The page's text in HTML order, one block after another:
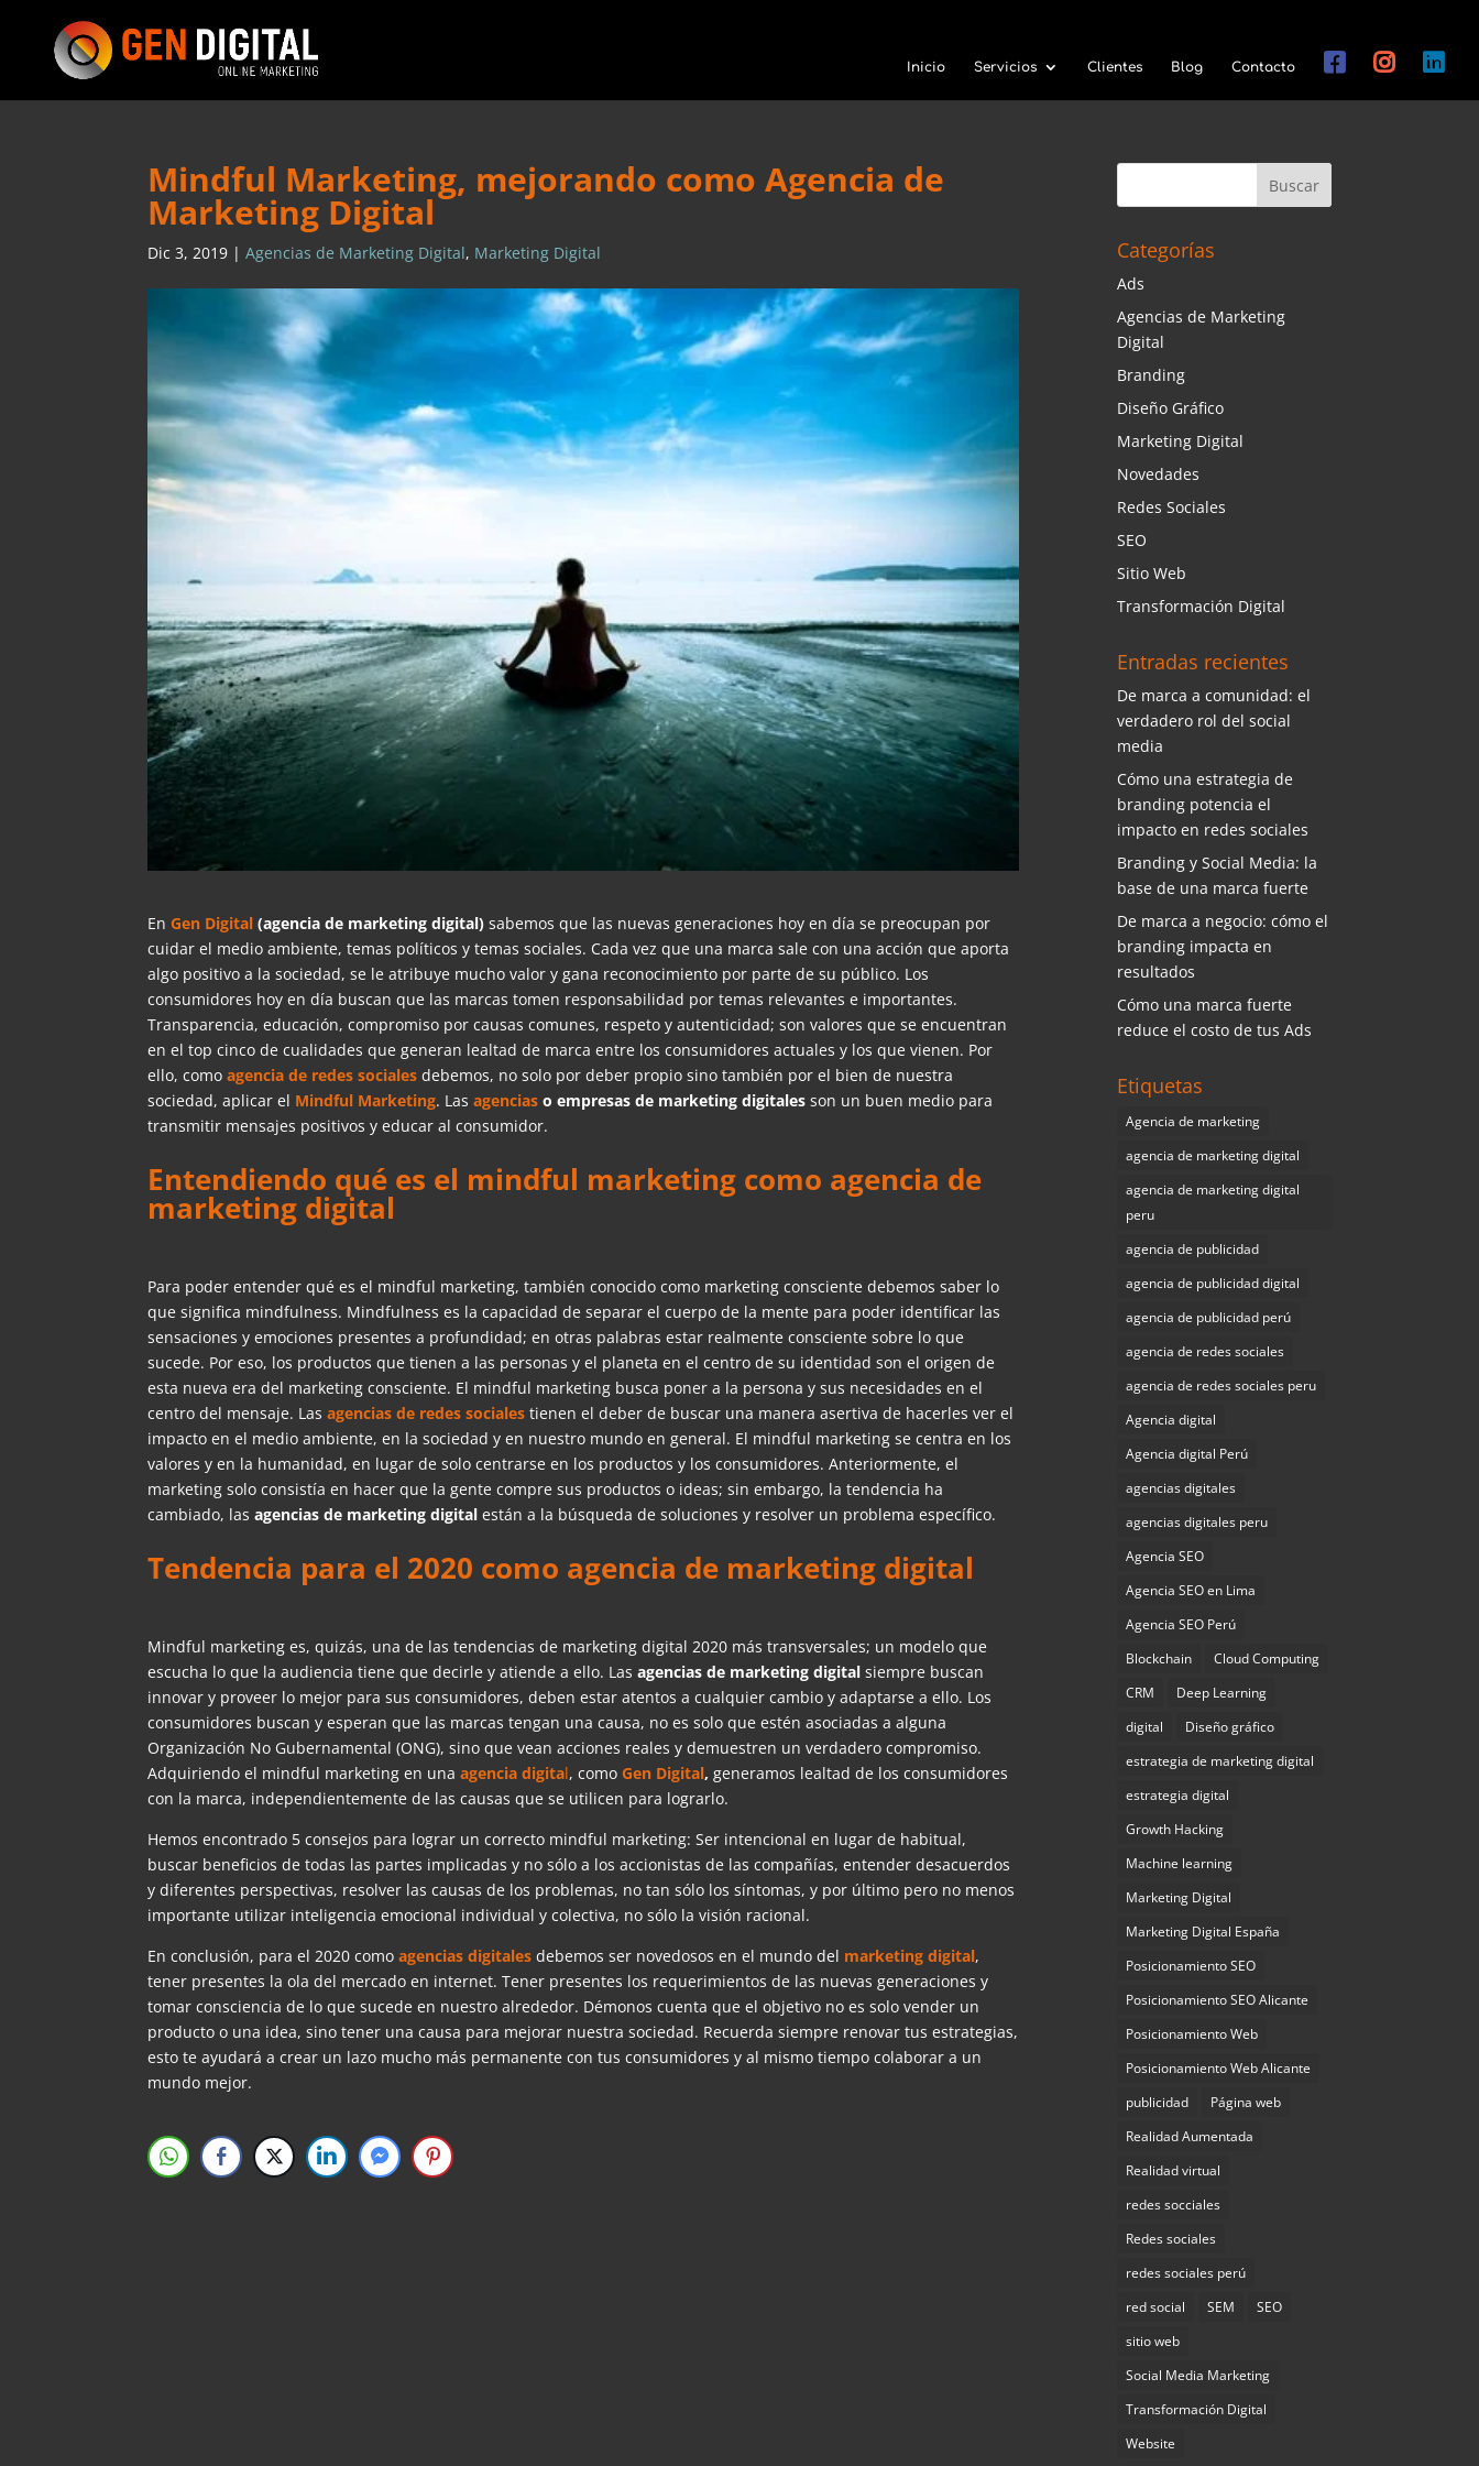
Inicio Servicios Clientes Blog Contacto
Mindful Marketing, mejorando como Agencia de
Marketing Digital
Dic 3, 2019 |Agencias de Marketing Digital, Marketing Digital
EnGen Digital (agencia de marketing digital) sabemos que las nuevas generaciones hoy en día se preocupan por
cuidar el medio ambiente, temas políticos y temas sociales. Cada vez que una marca sale con una acción que aporta
algo positivo a la sociedad, se le atribuye mucho valor y gana reconocimiento por parte de su público. Los
consumidores hoy en día buscan que las marcas tomen responsabilidad por temas relevantes e importantes.
Transparencia, educación, compromiso por causas comunes, respeto y autenticidad; son valores que se encuentran
en el top cinco de cualidades que generan lealtad de marca entre los consumidores actuales y los que vienen. Por
ello, comoagencia de redes sociales debemos, no solo por deber propio sino también por el bien de nuestra
sociedad, aplicar el Mindful Marketing. Lasagencias o empresas de marketing digitalesson un buen medio para
transmitir mensajes positivos y educar al consumidor.
Entendiendo qué es el mindful marketing como agencia de
marketing digital
Para poder entender qué es el mindful marketing, también conocido como marketing consciente debemos saber lo
que significa mindfulness. Mindfulness es la capacidad de separar el cuerpo de la mente para poder identificar las
sensaciones y emociones presentes a profundidad; en otras palabras estar realmente consciente sobre lo que
sucede. Por eso, los productos que tienen a las personas y el planeta en el centro de su identidad son el origen de
esta nueva era del marketing consciente. El mindful marketing busca poner a la persona y sus necesidades en el
centro del mensaje. Lasagencias de redes socialestienen el deber de buscar una manera asertiva de hacerles ver el
impacto en el medio ambiente, en la sociedad y en nuestro mundo en general. El mindful marketing se centra en los
valores y en la humanidad, en lugar de solo centrarse en los productos y los consumidores. Anteriormente, el
marketing solo consistía en hacer que la gente compre sus productos o ideas; sin embargo, la tendencia ha
cambiado, lasagencias de marketing digitalestán a la búsqueda de soluciones y resolver un problema específico.
Tendencia para el 2020 como agencia de marketing digital
Mindful marketing es, quizás, una de las tendencias de marketing digital 2020 más transversales; un modelo que
escucha lo que la audiencia tiene que decirle y atiende a ello. Lasagencias de marketing digital siempre buscan
innovar y proveer lo mejor para sus consumidores, deben estar atentos a cualquier cambio y adaptarse a ello. Los
consumidores buscan y esperan que las marcas tengan una causa, no es solo que estén asociadas a alguna
Organización No Gubernamental (ONG), sino que vean acciones reales y demuestren un verdadero compromiso.
Adquiriendo el mindful marketing en unaagencia digital, como Gen Digital,generamos lealtad de los consumidores
con la marca, independientemente de las causas que se utilicen para lograrlo.
Hemos encontrado 5 consejos para lograr un correcto mindful marketing: Ser intencional en lugar de habitual,
buscar beneficios de todas las partes implicadas y no sólo a los accionistas de las compañías, entender desacuerdos
y diferentes perspectivas, resolver las causas de los problemas, no tan sólo los síntomas, y por último pero no menos
importante utilizar inteligencia emocional individual y colectiva, no sólo la visión racional.
En conclusión, para el 2020 comoagencias digitalesdebemos ser novedosos en el mundo del marketing digital,
tener presentes la ola del mercado en internet. Tener presentes los requerimientos de las nuevas generaciones y
tomar consciencia de lo que sucede en nuestro alrededor. Démonos cuenta que el objetivo no es solo vender un
producto o una idea, sino tener una causa para mejorar nuestra sociedad. Recuerda siempre renovar tus estrategias,
esto te ayudará a crear un lazo mucho más permanente con tus consumidores y al mismo tiempo colaborar a un
mundo mejor.
Categorías
Ads
Agencias de Marketing
Digital
Branding
Diseño Gráfico
Marketing Digital
Novedades
Redes Sociales
SEO
Sitio Web
Transformación Digital
Entradas recientes
De marca a comunidad: el
verdadero rol del social
media
Cómo una estrategia de
branding potencia el
impacto en redes sociales
Branding y Social Media: la
base de una marca fuerte
De marca a negocio: cómo el
branding impacta en
resultados
Cómo una marca fuerte
reduce el costo de tus Ads
Etiquetas
Agencia de marketing
agencia de marketing digital
agencia de marketing digital
peru
agencia de publicidad
agencia de publicidad digital
agencia de publicidad perú
agencia de redes sociales
agencia de redes sociales peru
Agencia digital
Agencia digital Perú
agencias digitales
agencias digitales peru
Agencia SEO
Agencia SEO en Lima
Agencia SEO Perú
Blockchain
Cloud Computing
CRM
Deep Learning
digital
Diseño gráfico
estrategia de marketing digital
estrategia digital
Growth Hacking
Machine learning
Marketing Digital
Marketing Digital España
Posicionamiento SEO
Posicionamiento SEO Alicante
Posicionamiento Web
Posicionamiento Web Alicante
publicidad
Página web
Realidad Aumentada
Realidad virtual
redes socciales
Redes sociales
redes sociales perú
red social
SEM
SEO
sitio web
Social Media Marketing
Transformación Digital
Website